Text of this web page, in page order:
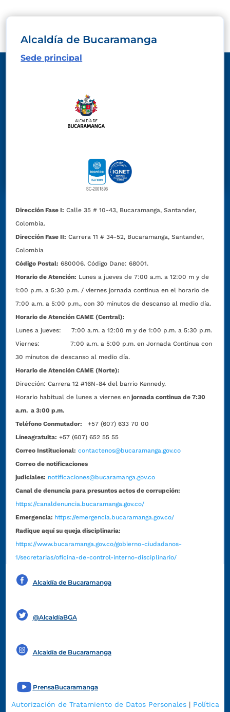
Alcaldía de Bucaramanga
Sede principal
Dirección Fase I: Calle 35 # 10-43, Bucaramanga, Santander,
Colombia.
Dirección Fase II: Carrera 11 # 34-52, Bucaramanga, Santander,
Colombia
Código Postal: 680006. Código Dane: 68001.
Horario de Atención: Lunes a jueves de 7:00 a.m. a 12:00 m y de
1:00 p.m. a 5:30 p.m. / viernes jornada continua en el horario de
7:00 a.m. a 5:00 p.m., con 30 minutos de descanso al medio día.
Horario de Atención CAME (Central):
Lunes a jueves: 7:00 a.m. a 12:00 m y de 1:00 p.m. a 5:30 p.m.
Viernes: 7:00 a.m. a 5:00 p.m. en Jornada Continua con
30 minutos de descanso al medio día.
Horario de Atención CAME (Norte):
Dirección:Carrera 12 #16N-84 del barrio Kennedy.
Horario habitual de lunes a viernes en jornada continua de 7:30
a.m. a 3:00 p.m.
Teléfono Conmutador:
+57 (607) 633 70 00
Líneagratuita: +57 (607) 652 55 55
Correo Institucional: contactenos@bucaramanga.gov.co
Correo de notificaciones
judiciales: notificaciones@bucaramanga.gov.co
Canal de denuncia para presuntos actos de corrupción:
https://canaldenuncia.bucaramanga.gov.co/
Emergencia: https://emergencia.bucaramanga.gov.co/
Radique aquí su queja disciplinaria:
https://www.bucaramanga.gov.co/gobierno-ciudadanos-
1/secretarias/oficina-de-control-interno-disciplinario/
Alcaldía de Bucaramanga
@AlcaldíaBGA
Alcaldía de Bucaramanga
PrensaBucaramanga
Autorización de Tratamiento de Datos Personales| Política